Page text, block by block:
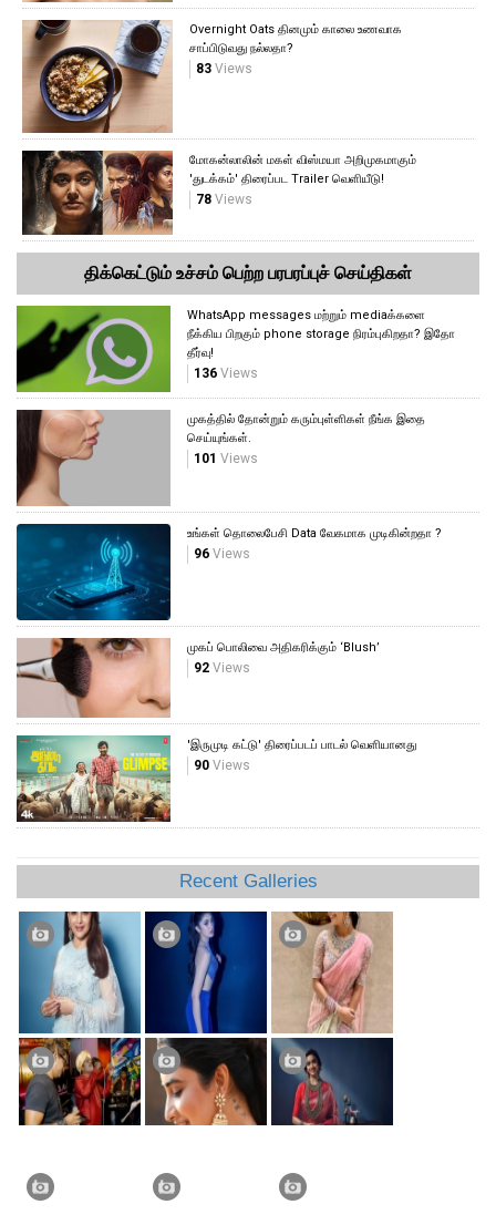
Overnight Oats தினமும் காலை உணவாக
சாப்பிடுவது நல்லதா?
83Views
மோகன்லாலின் மகள் விஸ்மயா அறிமுகமாகும்
'துடக்கம்' திரைப்பட Trailer வெளியீடு!
78Views
திக்கெட்டும் உச்சம் பெற்ற பரபரப்புச் செய்திகள்
WhatsApp messages மற்றும் mediaக்களை
நீக்கிய பிறகும் phone storage நிரம்புகிறதா? இதோ
தீர்வு!
136 Views
முகத்தில் தோன்றும் கரும்புள்ளிகள் நீங்க இதை
செய்யுங்கள்.
101 Views
உங்கள் தொலைபேசி Data வேகமாக முடிகின்றதா ?
96 Views
முகப் பொலிவை அதிகரிக்கும் ‘Blush’
92 Views
'இருமுடி கட்டு' திரைப்படப் பாடல் வெளியானது
90 Views
Recent Galleries